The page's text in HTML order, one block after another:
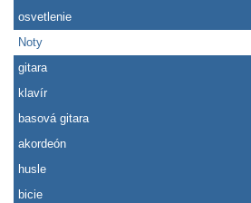
osvetlenie
Noty
gitara
klavír
basová gitara
akordeón
husle
bicie